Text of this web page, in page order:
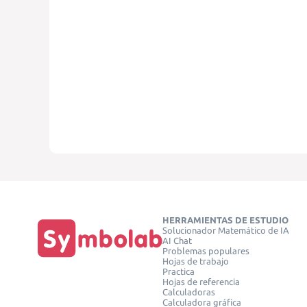
HERRAMIENTAS DE ESTUDIO
Solucionador Matemático de IA
AI Chat
Problemas populares
Hojas de trabajo
Practica
Hojas de referencia
Calculadoras
Calculadora gráfica